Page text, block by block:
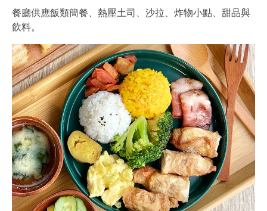
餐廳供應飯類簡餐、熱壓土司、沙拉、炸物小點、甜品與
飲料。